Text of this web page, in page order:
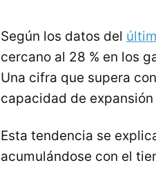
Según los datos del
cercano al 28 % en los
Una cifra que supera
capacidad de
Esta tendencia se
acumulándose con el